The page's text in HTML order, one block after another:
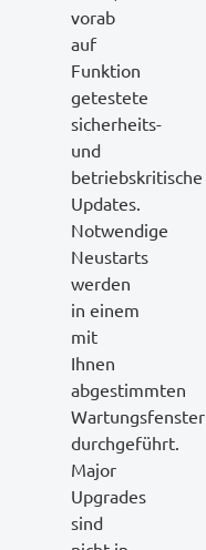
vorab
auf
Funktion
getestete
sicherheits-
und
betriebskritische
Updates.
Notwendige
Neustarts
werden
in einem
mit
Ihnen
abgestimmten
Wartungsfenster
durchgeführt.
Major
Upgrades
sind